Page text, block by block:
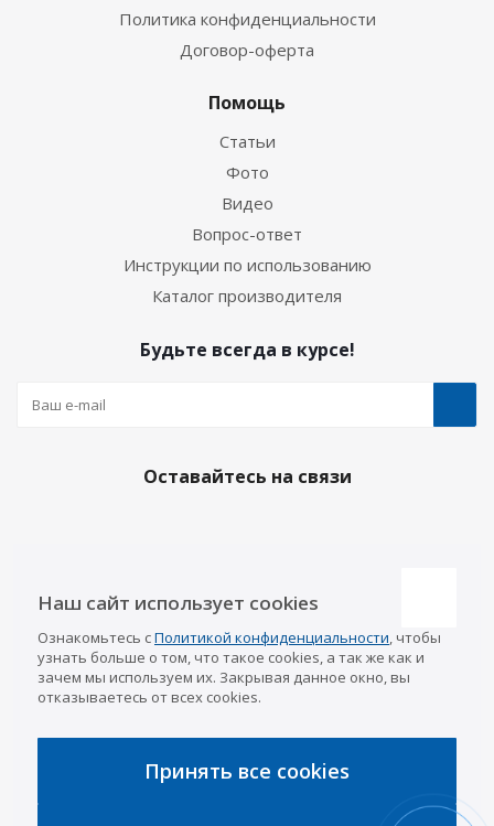
Политика конфиденциальности
Договор-оферта
Помощь
Статьи
Фото
Видео
Вопрос-ответ
Инструкции по использованию
Каталог производителя
Будьте всегда в курсе!
Оставайтесь на связи
Казань
8 (843) 207-03-08
Уфа
8 (347) 258-84-87
8 (8352) 38-88-37
Интернет-магазин
info@a-pricep.ru
Наш сайт использует cookies
Ознакомьтесь сПолитикой конфиденциальности, чтобы
узнать больше о том, что такое cookies, а так же как и
зачем мы используем их. Закрывая данное окно, вы
отказываетесь от всех cookies.
Принять все cookies